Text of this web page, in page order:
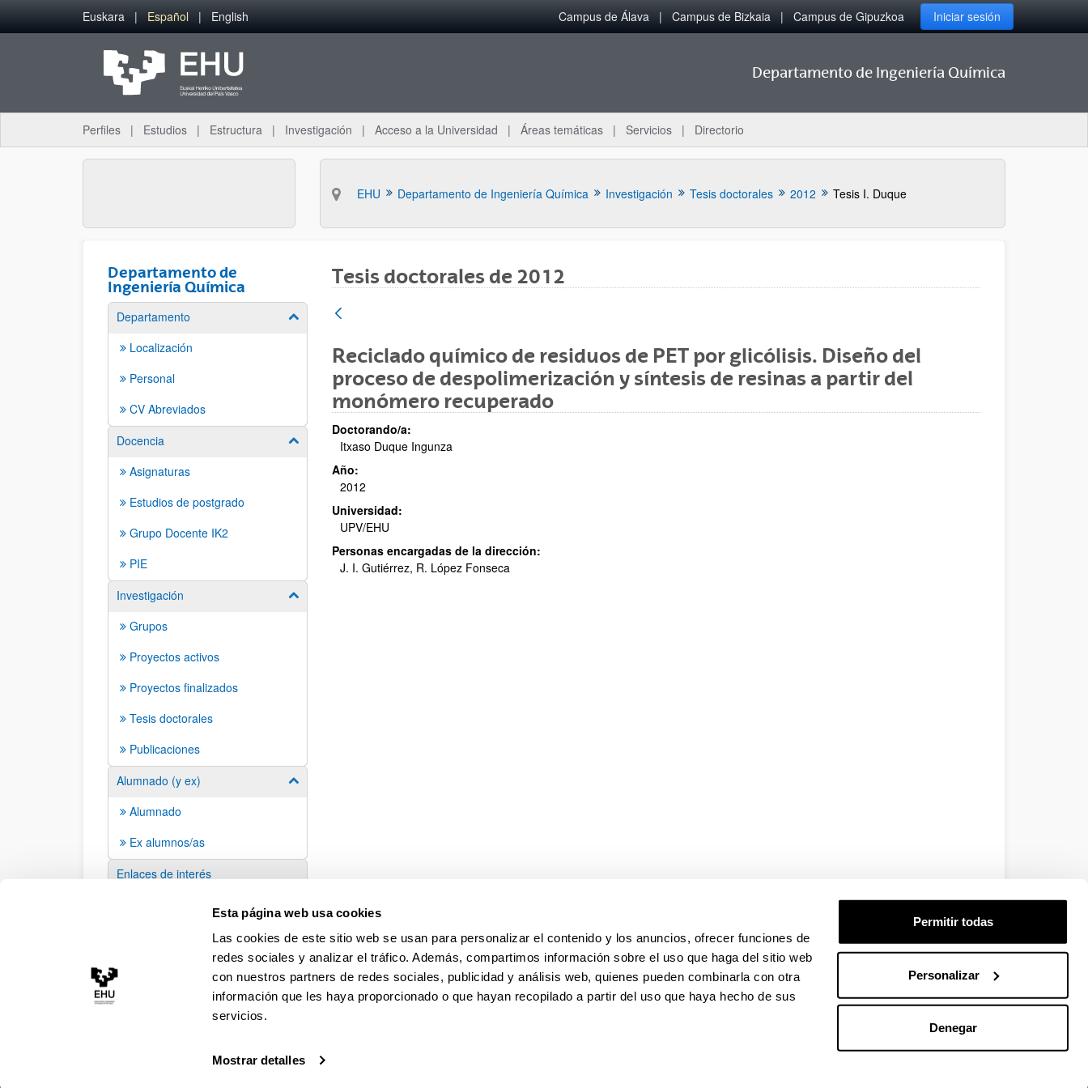
Esta página web usa cookies
Las cookies de este sitio web se usan para personalizar el contenido y los anuncios, ofrecer funciones de
redes sociales y analizar el tráfico. Además, compartimos información sobre el uso que haga del sitio web
con nuestros partners de redes sociales, publicidad y análisis web, quienes pueden combinarla con otra
información que les haya proporcionado o que hayan recopilado a partir del uso que haya hecho de sus
servicios.
Mostrar detalles
Permitir todas
Personalizar
Denegar
Saltar al contenido principal
Euskara Español English Campus de Álava Campus de Bizkaia Campus de Gipuzkoa Iniciar sesión
Departamento de Ingeniería Química
Perfiles Estudios Estructura Investigación Acceso a la Universidad Áreas temáticas Servicios Directorio
EHU Departamento de Ingeniería Química Investigación Tesis doctorales 2012 Tesis I. Duque
Departamento de
Ingeniería Química
Departamento Mostrar/ocultar subpáginas
Localización
Personal
CV Abreviados
Docencia
Mostrar/ocultar subpáginas
Asignaturas
Estudios de postgrado
Grupo Docente IK2
PIE
Investigación
Mostrar/ocultar subpáginas
Grupos
Proyectos activos
Proyectos finalizados
Tesis doctorales
Publicaciones
Alumnado (y ex)
Mostrar/ocultar subpáginas
Alumnado
Ex alumnos/as
Enlaces de interés
Sugerencias y solicitudes
Tesis doctorales de 2012
Reciclado químico de residuos de PET por glicólisis. Diseño del
proceso de despolimerización y síntesis de resinas a partir del
monómero recuperado
Doctorando/a:
Itxaso Duque Ingunza
Año:
2012
Universidad:
UPV/EHU
Personas encargadas de la dirección:
J. I. Gutiérrez, R. López Fonseca